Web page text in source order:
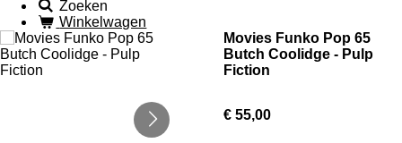
Zoeken
Winkelwagen
Movies Funko Pop 65
Butch Coolidge - Pulp
Fiction
€ 55,00